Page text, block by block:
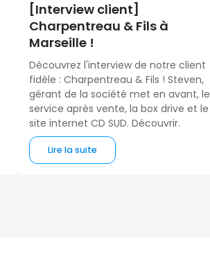
[Interview client]
Charpentreau & Fils à
Marseille !
Découvrez l'interview de notre client
fidèle : Charpentreau & Fils ! Steven,
gérant de la société met en avant, le
service après vente, la box drive et le
site internet CD SUD. Découvrir.
Lire la suite